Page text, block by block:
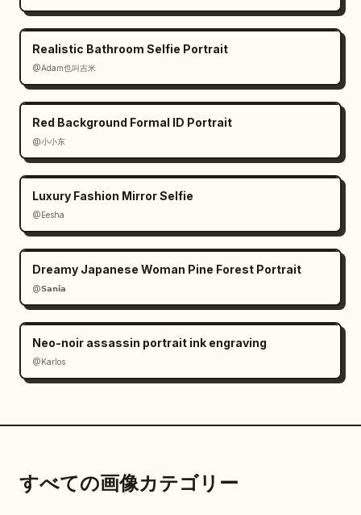
Realistic Bathroom Selfie Portrait
@Adam也叫吉米
Red Background Formal ID Portrait
@小小东
Luxury Fashion Mirror Selfie
@Eesha
Dreamy Japanese Woman Pine Forest Portrait
@𝗦𝗮𝗻𝗶𝗮
Neo-noir assassin portrait ink engraving
@Karlos
すべての画像カテゴリー